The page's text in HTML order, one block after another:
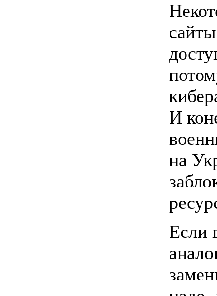
И
на
Если